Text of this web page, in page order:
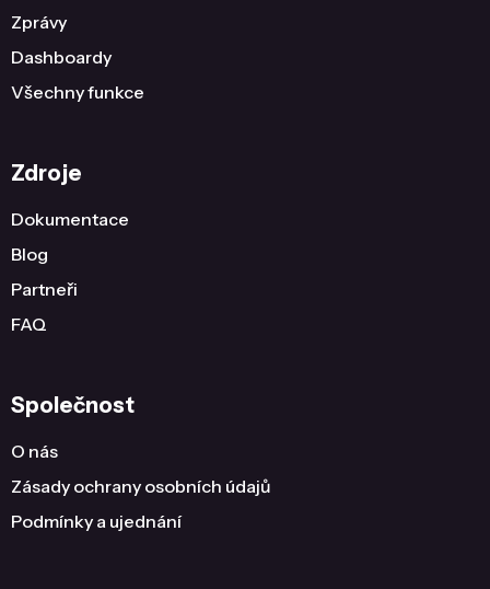
Zprávy
Dashboardy
Všechny funkce
Zdroje
Dokumentace
Blog
Partneři
FAQ
Společnost
O nás
Zásady ochrany osobních údajů
Podmínky a ujednání